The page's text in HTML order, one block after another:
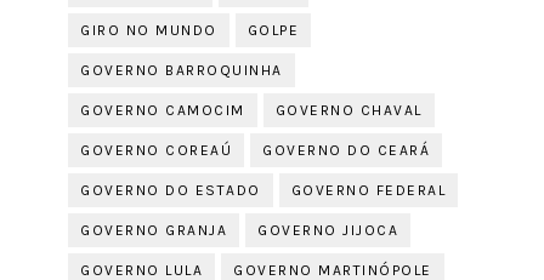
GIRO NO MUNDO GOLPE
GOVERNO BARROQUINHA
GOVERNO CAMOCIM GOVERNO CHAVAL
GOVERNO COREAÚ GOVERNO DO CEARÁ
GOVERNO DO ESTADO GOVERNO FEDERAL
GOVERNO GRANJA GOVERNO JIJOCA
GOVERNO LULA GOVERNO MARTINÓPOLE